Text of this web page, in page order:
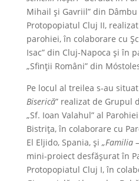
Mihail și Gavriil” din
Protopopiatul Cluj II,
parohiei, în colaborare cu
Isac” din Cluj-Napoca și în
„Sfinții Români” din
Pe locul al treilea s-au
Biserică” realizat de Grupul
„Sf. Ioan Valahul” al
Bistrița, în colaborare cu
El Eljido, Spania, și „Familia
mini-proiect desfășurat în
Protopopiatul Cluj I, în